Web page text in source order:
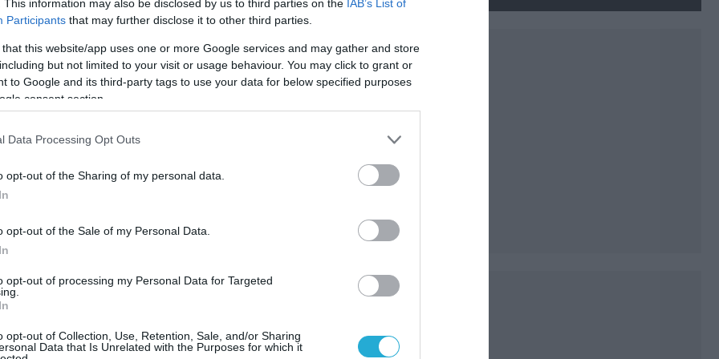
This information may also be disclosed by us to third parties on the IAB’s List of
Participants that may further disclose it to other third parties.
that this website/app uses one or more Google services and may gather and store
but not limited to your visit or usage behaviour. You may click to grant or
to Google and its third-party tags to use your data for below specified purposes
consent section.
Data Processing Opt Outs
opt-out of the Sharing of my personal data.
opt-out of the Sale of my Personal Data.
opt-out of processing my Personal Data for Targeted
opt-out of Collection, Use, Retention, Sale, and/or Sharing
Data that Is Unrelated with the Purposes for which it
αναζήτησαν καταφύγιο σε έναν
κάτω από το δρόμο, αλλά το drone
και εκεί.
was eliminated one by one in the Kursk region
by one of their own who went out for a
stroll.
spotted and tracked him, discovering
infantry unit hidden in the grass.
were dispatched, taking out…
NRbpoyiXQN
(@Zlatti_71) September 23, 2024
ΡΩΣΟΙ
(βίντεο)